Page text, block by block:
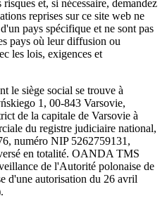
et, si nécessaire, demandez
reprises sur ce site web ne
pays spécifique et ne sont pas
pays où leur diffusion ou
les lois, exigences et
siège social se trouve à
1, 00-843 Varsovie,
de la capitale de Varsovie à
du registre judiciaire national,
numéro NIP 5262759131,
en totalité. OANDA TMS
de l'Autorité polonaise de
d'une autorisation du 26 avril